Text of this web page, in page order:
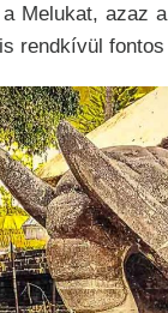
Melukat, azaz
rendkívül